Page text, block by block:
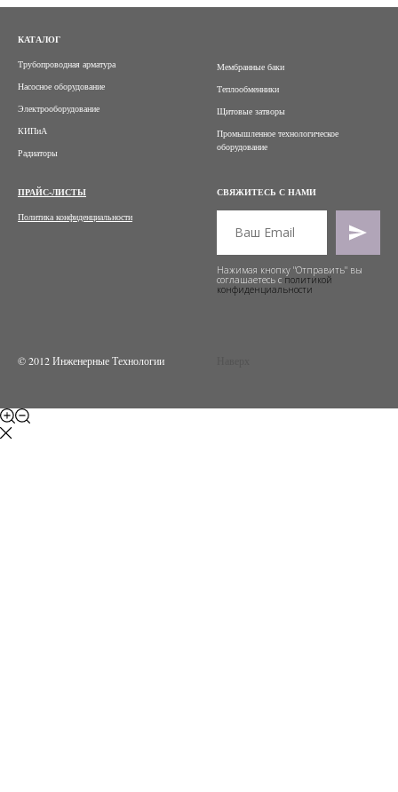
КАТАЛОГ
Трубопроводная арматура
Насосное оборудование
Электрооборудование
КИПиА
Радиаторы
Мембранные баки
Теплообменники
Щитовые затворы
Промышленное технологическое
оборудование
ПРАЙС-ЛИСТЫ
Политика конфиденциальности
СВЯЖИТЕСЬ С НАМИ
Нажимая кнопку "Отправить" вы
соглашаетесь с политикой
конфиденциальности
© 2012 Инженерные Технологии